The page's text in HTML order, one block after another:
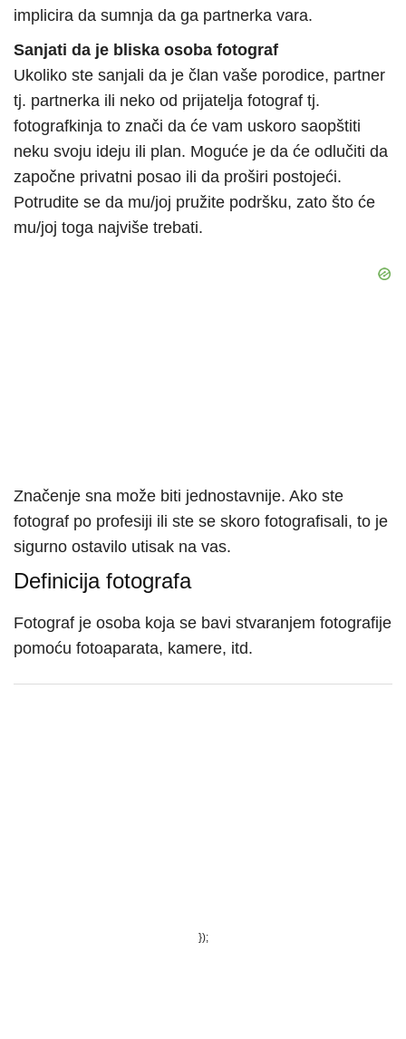
implicira da sumnja da ga partnerka vara.
Sanjati da je bliska osoba fotograf
Ukoliko ste sanjali da je član vaše porodice, partner
tj. partnerka ili neko od prijatelja fotograf tj.
fotografkinja to znači da će vam uskoro saopštiti
neku svoju ideju ili plan. Moguće je da će odlučiti da
započne privatni posao ili da proširi postojeći.
Potrudite se da mu/joj pružite podršku, zato što će
mu/joj toga najviše trebati.
Značenje sna može biti jednostavnije. Ako ste
fotograf po profesiji ili ste se skoro fotografisali, to je
sigurno ostavilo utisak na vas.
Definicija fotografa
Fotograf je osoba koja se bavi stvaranjem fotografije
pomoću fotoaparata, kamere, itd.
});